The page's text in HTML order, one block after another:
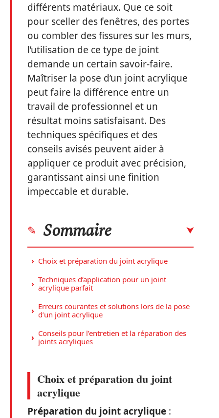
différents matériaux. Que ce soit
pour sceller des fenêtres, des portes
ou combler des fissures sur les murs,
l’utilisation de ce type de joint
demande un certain savoir-faire.
Maîtriser la pose d’un joint acrylique
peut faire la différence entre un
travail de professionnel et un
résultat moins satisfaisant. Des
techniques spécifiques et des
conseils avisés peuvent aider à
appliquer ce produit avec précision,
garantissant ainsi une finition
impeccable et durable.
Sommaire
Choix et préparation du joint acrylique
Techniques d’application pour un joint
acrylique parfait
Erreurs courantes et solutions lors de la pose
d’un joint acrylique
Conseils pour l’entretien et la réparation des
joints acryliques
Choix et préparation du joint
acrylique
Préparation du joint acrylique :